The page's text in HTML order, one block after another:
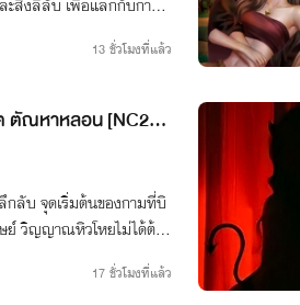
สิ่งลี้ลับ เพื่อแลกกับการช่
13 ชั่วโมงที่แล้ว
ตัณหาหลอน [NC25
กลับ จุดเริ่มต้นของกามที่บิ
ย์ วิญญาณหิวโหยไม่ได้ต้อง
17 ชั่วโมงที่แล้ว